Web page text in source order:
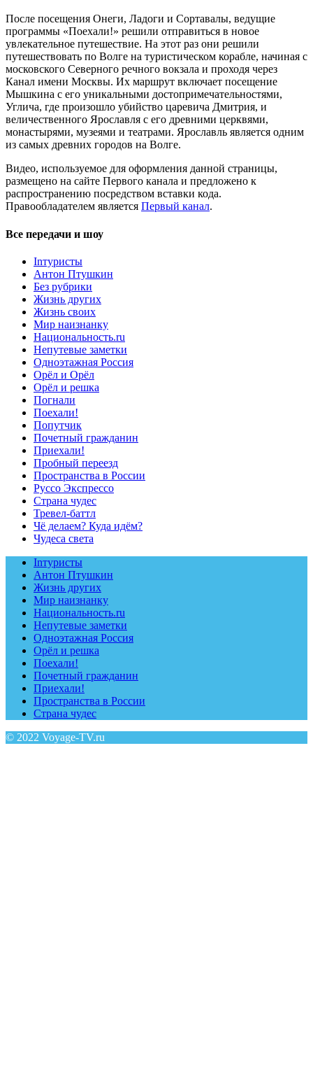
После посещения Онеги, Ладоги и Сортавалы, ведущие
программы «Поехали!» решили отправиться в новое
увлекательное путешествие. На этот раз они решили
путешествовать по Волге на туристическом корабле, начиная с
московского Северного речного вокзала и проходя через
Канал имени Москвы. Их маршрут включает посещение
Мышкина с его уникальными достопримечательностями,
Углича, где произошло убийство царевича Дмитрия, и
величественного Ярославля с его древними церквями,
монастырями, музеями и театрами. Ярославль является одним
из самых древних городов на Волге.
Видео, используемое для оформления данной страницы,
размещено на сайте Первого канала и предложено к
распространению посредством вставки кода.
Правообладателем является Первый канал.
Все передачи и шоу
Inтуристы
Антон Птушкин
Без рубрики
Жизнь других
Жизнь своих
Мир наизнанку
Национальность.ru
Непутевые заметки
Одноэтажная Россия
Орёл и Орёл
Орёл и решка
Погнали
Поехали!
Попутчик
Почетный гражданин
Приехали!
Пробный переезд
Пространства в России
Руссо Экспрессо
Страна чудес
Тревел-баттл
Чё делаем? Куда идём?
Чудеса света
Inтуристы
Антон Птушкин
Жизнь других
Мир наизнанку
Национальность.ru
Непутевые заметки
Одноэтажная Россия
Орёл и решка
Поехали!
Почетный гражданин
Приехали!
Пространства в России
Страна чудес
© 2022 Voyage-TV.ru